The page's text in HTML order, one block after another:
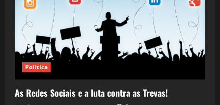
Política
As Redes Sociais e a luta contra as Trevas!